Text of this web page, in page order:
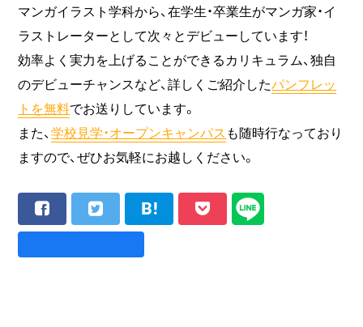
マンガイラスト学科から、在学生・卒業生がマンガ家・イ
ラストレーターとして次々とデビューしています！
効率よく実力を上げることができるカリキュラム、独自
のデビューチャンスなど、詳しくご紹介したパンフレッ
トを無料でお送りしています。
また、学校見学・オープンキャンパス も随時行なっており
ますので、ぜひお気軽にお越しください。